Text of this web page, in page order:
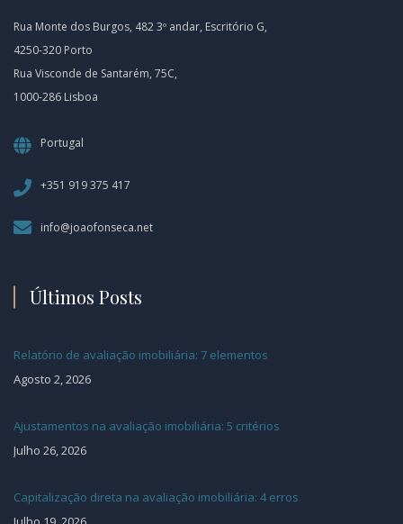
Rua Monte dos Burgos, 482 3º andar, Escritório G,
4250-320 Porto
Rua Visconde de Santarém, 75C,
1000-286 Lisboa
Portugal
+351 919 375 417
info@joaofonseca.net
Últimos Posts
Relatório de avaliação imobiliária: 7 elementos
Agosto 2, 2026
Ajustamentos na avaliação imobiliária: 5 critérios
Julho 26, 2026
Capitalização direta na avaliação imobiliária: 4 erros